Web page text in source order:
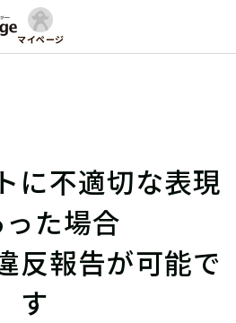
マイページ
に不適切な表現
た場合
反報告が可能で
す